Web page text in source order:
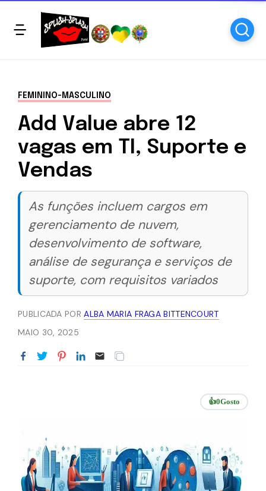
FEMININO-MASCULINO
Add Value abre 12
vagas em TI, Suporte e
Vendas
As funções incluem cargos em
gerenciamento de nuvem,
desenvolvimento de software,
análise de segurança e serviços de
suporte, com requisitos variados
PUBLICADA PORALBA MARIA FRAGA BITTENCOURT
MAIO 30, 2025
👍0Gosto